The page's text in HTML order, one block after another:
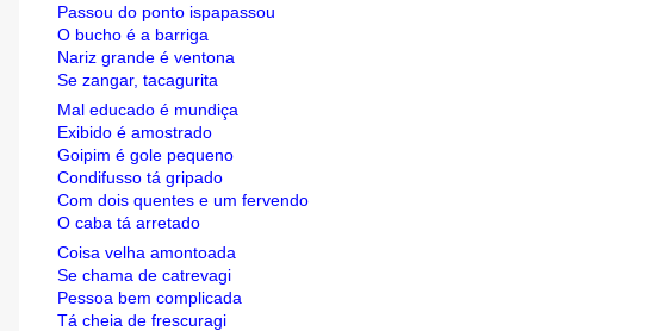
Passou do ponto ispapassou
O bucho é a barriga
Nariz grande é ventona
Se zangar, tacagurita
Mal educado é mundiça
Exibido é amostrado
Goipim é gole pequeno
Condifusso tá gripado
Com dois quentes e um fervendo
O caba tá arretado
Coisa velha amontoada
Se chama de catrevagi
Pessoa bem complicada
Tá cheia de frescuragi